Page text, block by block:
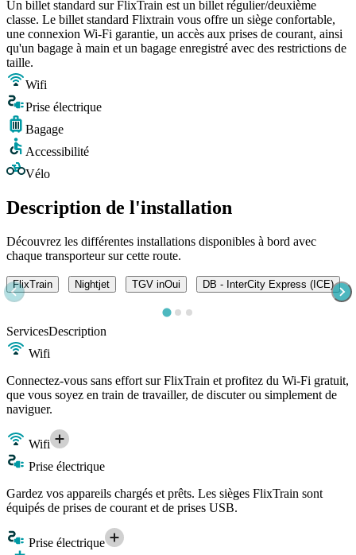
Un billet standard sur FlixTrain est un billet régulier/deuxième
classe. Le billet standard Flixtrain vous offre un siège confortable,
une connexion Wi-Fi garantie, un accès aux prises de courant, ainsi
qu'un bagage à main et un bagage enregistré avec des restrictions de
taille.
Wifi
Prise électrique
Bagage
Accessibilité
Vélo
Description de l'installation
Découvrez les différentes installations disponibles à bord avec
chaque transporteur sur cette route.
FlixTrain Nightjet TGV inOui DB - InterCity Express (ICE)
ServicesDescription
Wifi
Connectez-vous sans effort sur FlixTrain et profitez du Wi-Fi gratuit,
que vous soyez en train de travailler, de discuter ou simplement de
naviguer.
Wifi
Prise électrique
Gardez vos appareils chargés et prêts. Les sièges FlixTrain sont
équipés de prises de courant et de prises USB.
Prise électrique